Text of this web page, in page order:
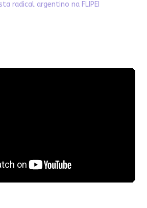
radical argentino na FLIPEI